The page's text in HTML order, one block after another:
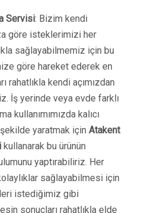
Servisi: Bizim kendi
göre isteklerimizi her
sağlayabilmemiz için bu
göre hareket ederek en
rahatlıkla kendi açımızdan
İş yerinde veya evde farklı
kullanımımızda kalıcı
yaratmak için Atakent
kullanarak bu ürünün
yaptırabiliriz. Her
sağlayabilmesi için
istediğimiz gibi
sonuçları rahatlıkla elde